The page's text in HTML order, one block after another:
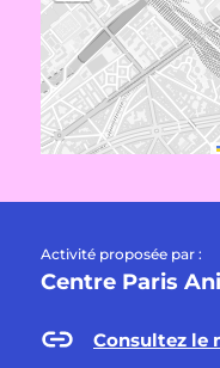
Activité proposée par :
Centre Paris